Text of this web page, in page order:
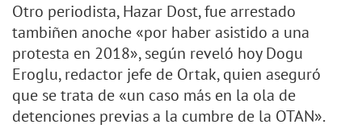
Otro periodista, Hazar Dost, fue arrestado
tambiñen anoche «por haber asistido a una
protesta en 2018», según reveló hoy Dogu
Eroglu, redactor jefe de Ortak, quien aseguró
que se trata de «un caso más en la ola de
detenciones previas a la cumbre de la OTAN».